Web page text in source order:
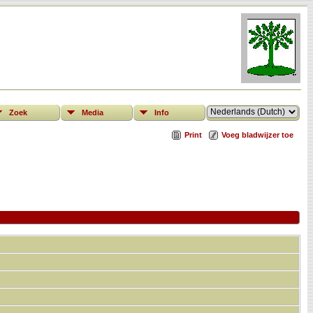
Zoek Media Info
Print Voeg bladwijzer toe